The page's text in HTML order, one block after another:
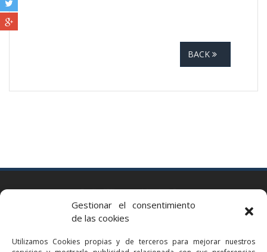
Gestionar el consentimiento
de las cookies
Utilizamos Cookies propias y de terceros para mejorar nuestros
BACK
Via Augusta 2 bis, 3º, 08006 Barcelona
bcn@bellavistalegal.eu